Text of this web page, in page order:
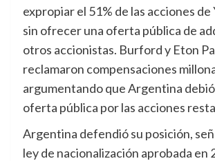
expropiar el 51% de las acciones de
sin ofrecer una oferta pública de
otros accionistas. Burford y Eton
reclamaron compensaciones
argumentando que Argentina
oferta pública por las acciones
Argentina defendió su posición,
ley de nacionalización aprobada en